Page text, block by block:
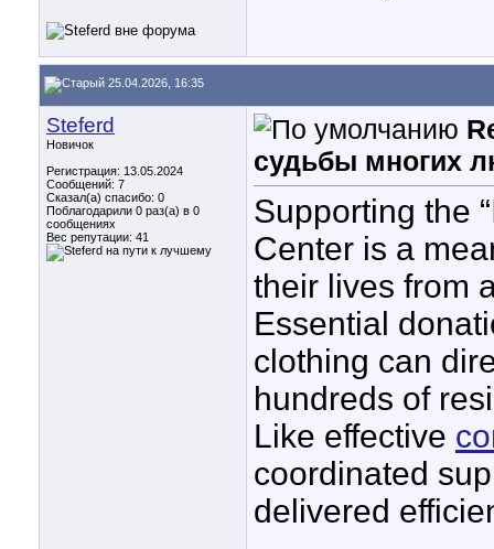
25.04.2026, 16:35
Steferd
Новичок
Регистрация: 13.05.2024
Сообщений: 7
Сказал(а) спасибо: 0
Поблагодарили 0 раз(а) в 0
сообщениях
Вес репутации: 41
судьбы многих
Supporting the
Center is a
their lives from
Essential
clothing can
hundreds of
Like effective
coordinated
delivered